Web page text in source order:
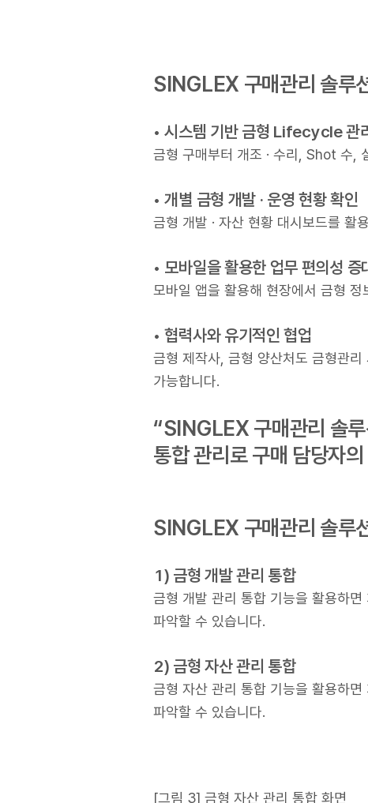
SINGLEX 구매관리 솔루
• 시스템 기반 금형 Lifecycle 관
금형 구매부터 개조 · 수리, Shot 수,
• 개별 금형 개발 · 운영 현황 확인
금형 개발 · 자산 현황 대시보드를 활
• 모바일을 활용한 업무 편의성 증
모바일 앱을 활용해 현장에서 금형
• 협력사와 유기적인 협업
금형 제작사, 금형 양산처도 금형관
가능합니다.
“SINGLEX 구매관리 솔루
통합 관리로 구매 담당자
SINGLEX 구매관리 솔루
1) 금형 개발 관리 통합
금형 개발 관리 통합 기능을 활용하
파악할 수 있습니다.
2) 금형 자산 관리 통합
금형 자산 관리 통합 기능을 활용하
파악할 수 있습니다.
[그림 3] 금형 자산 관리 통합 화면